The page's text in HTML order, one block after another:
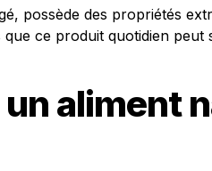
possède des propriétés
ce produit quotidien
un aliment